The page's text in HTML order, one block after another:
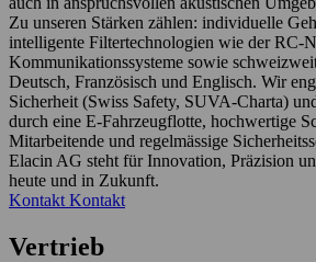
Zu unseren Stärken zählen: individuelle
intelligente Filtertechnologien wie der RC-
Kommunikationssysteme sowie
Deutsch, Französisch und Englisch. Wir
Sicherheit (Swiss Safety, SUVA-Charta)
durch eine E-Fahrzeugflotte, hochwertige
Mitarbeitende und regelmässige
Elacin AG steht für Innovation, Präzision
heute und in Zukunft.
Kontakt Kontakt
Vertrieb